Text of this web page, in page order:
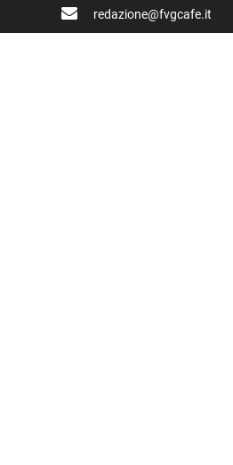
redazione@fvgcafe.it